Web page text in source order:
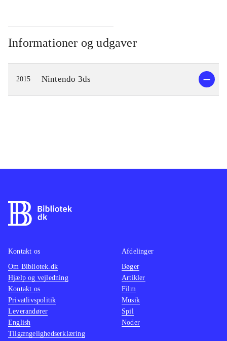
Informationer og udgaver
2015 Nintendo 3ds
Kontakt os
Om Bibliotek.dk
Hjælp og vejledning
Kontakt os
Privatlivspolitik
Leverandører
English
Tilgængelighedserklæring
Afdelinger
Bøger
Artikler
Film
Musik
Spil
Noder